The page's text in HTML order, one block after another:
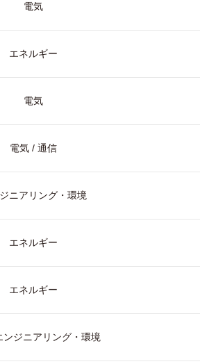
電気
エネルギー
電気
電気 / 通信
ニアリング・環境
エネルギー
エネルギー
ンジニアリング・環境